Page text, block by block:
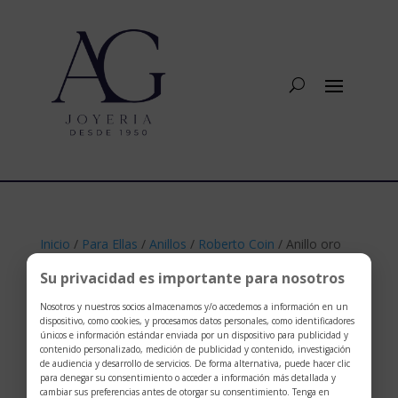
Inicio / Para Ellas / Anillos / Roberto Coin / Anillo oro
Su privacidad es importante para nosotros
Nosotros y nuestros socios almacenamos y/o accedemos a información en un
dispositivo, como cookies, y procesamos datos personales, como identificadores
únicos e información estándar enviada por un dispositivo para publicidad y
contenido personalizado, medición de publicidad y contenido, investigación
de audiencia y desarrollo de servicios. De forma alternativa, puede hacer clic
para denegar su consentimiento o acceder a información más detallada y
cambiar sus preferencias antes de otorgar su consentimiento. Tenga en